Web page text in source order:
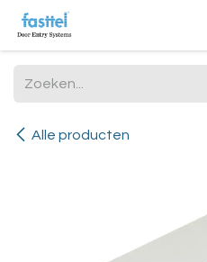
Overslaan naar inhoud
Alle producten